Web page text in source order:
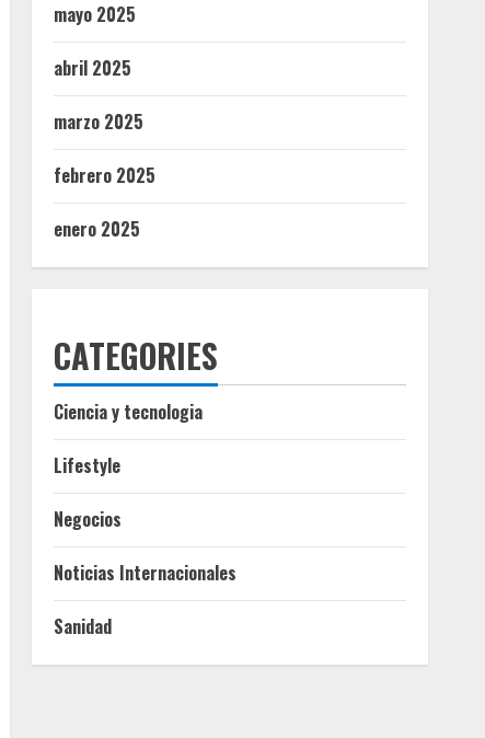
mayo 2025
abril 2025
marzo 2025
febrero 2025
enero 2025
CATEGORIES
Ciencia y tecnologia
Lifestyle
Negocios
Noticias Internacionales
Sanidad